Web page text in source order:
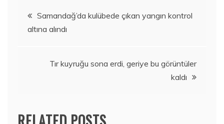
Yazı
gezinmesi
Samandağ’da kulübede çıkan yangın kontrol
altına alındı
Tır kuyruğu sona erdi, geriye bu görüntüler
kaldı